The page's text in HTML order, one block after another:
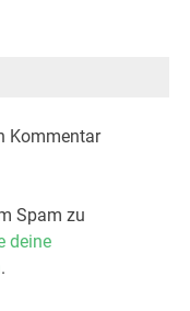
Kommentar
Spam zu
deine
.